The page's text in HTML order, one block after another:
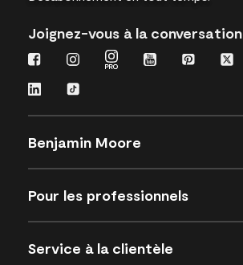
Joignez-vous à la conversation
Benjamin Moore
Pour les professionnels
Service à la clientèle